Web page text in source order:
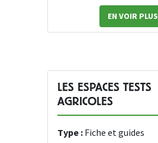
EN VOIR PLUS
LES ESPACES TESTS
AGRICOLES
Type : Fiche et guides